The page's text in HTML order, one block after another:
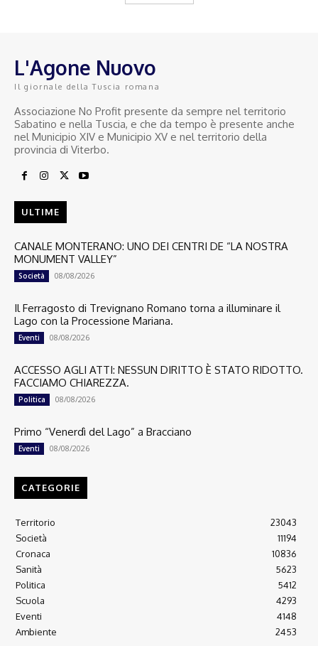
L'Agone Nuovo
Il giornale della Tuscia romana
Associazione No Profit presente da sempre nel territorio
Sabatino e nella Tuscia, e che da tempo è presente anche
nel Municipio XIV e Municipio XV e nel territorio della
provincia di Viterbo.
ULTIME
CANALE MONTERANO: UNO DEI CENTRI DE “LA NOSTRA
MONUMENT VALLEY”
Società 08/08/2026
Il Ferragosto di Trevignano Romano torna a illuminare il
Lago con la Processione Mariana.
Eventi 08/08/2026
ACCESSO AGLI ATTI: NESSUN DIRITTO È STATO RIDOTTO.
FACCIAMO CHIAREZZA.
Politica 08/08/2026
Primo “Venerdì del Lago” a Bracciano
Eventi 08/08/2026
CATEGORIE
Territorio
23043
Società
11194
Cronaca
10836
Sanità
5623
Politica
5412
Scuola
4293
Eventi
4148
Ambiente
2453